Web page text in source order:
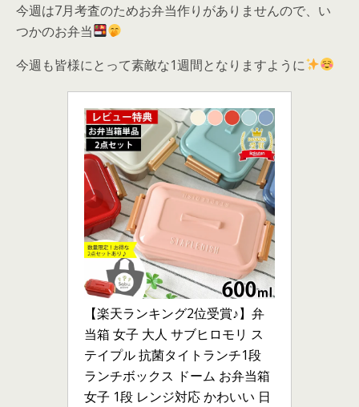
今週は7月考査のためお弁当作りがありませんので、い
つかのお弁当
今週も皆様にとって素敵な1週間となりますように
【楽天ランキング2位受賞♪】弁
当箱 女子 大人 サブヒロモリ ス
テイプル 抗菌タイトランチ1段
ランチボックス ドーム お弁当箱
女子 1段 レンジ対応 かわいい 日